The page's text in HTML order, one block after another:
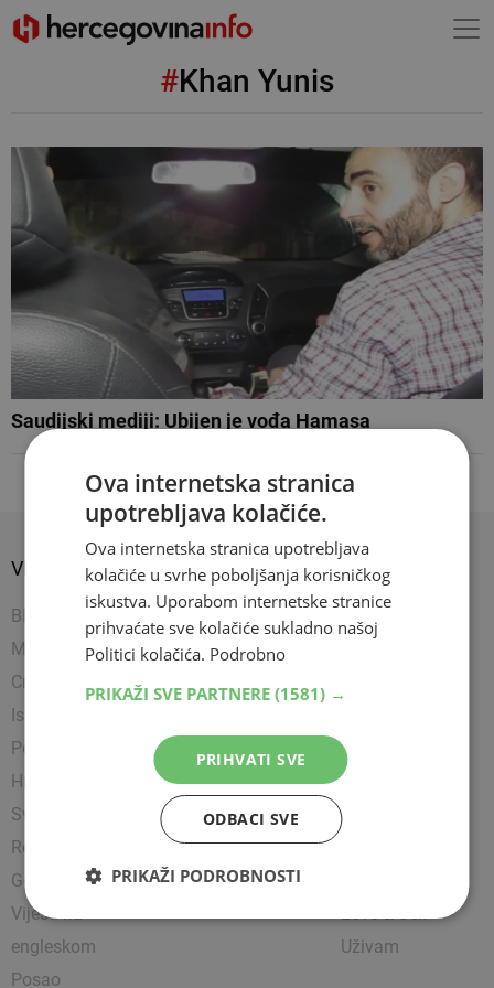
#Khan Yunis
Saudijski mediji: Ubijen je vođa Hamasa
VIJESTI
BIH
Mostar
Crna kronika
Istražili smo
Politika
Hrvatska
Svijet
Religija
Gospodarstvo
Vijesti na
engleskom
Posao
SPORT
Nogomet
Košarka
Tenis
SHOW
Zanimljivosti
Čitam
Party
Love & Sex
Uživam
Ova internetska stranica
upotrebljava kolačiće.
Ova internetska stranica upotrebljava
kolačiće u svrhe poboljšanja korisničkog
iskustva. Uporabom internetske stranice
prihvaćate sve kolačiće sukladno našoj
Politici kolačića. Podrobno
PRIKAŽI SVE PARTNERE (1581) →
PRIHVATI SVE
ODBACI SVE
PRIKAŽI PODROBNOSTI